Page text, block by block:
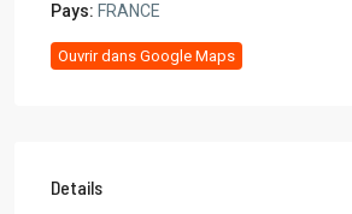
Pays: FRANCE
Ouvrir dans Google Maps
Details